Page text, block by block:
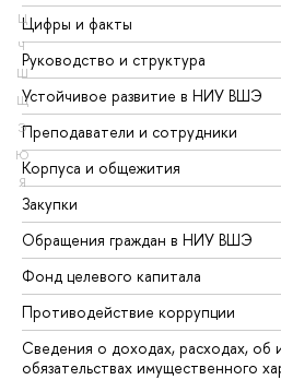
Ц
Ч
Ш
Щ
Э
Ю
Я
Цифры и факты
Руководство и структура
Устойчивое развитие в НИУ ВШЭ
Преподаватели и сотрудники
Корпуса и общежития
Закупки
Обращения граждан в НИУ ВШЭ
Фонд целевого капитала
Противодействие коррупции
Сведения о доходах, расходах, об
обязательствах имущественного